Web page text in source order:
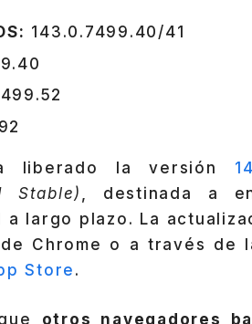
143.0.7499.40/41
liberado la versión
Stable) , destinada a
largo plazo. La
Chrome o a través de
Store.
otros navegadores